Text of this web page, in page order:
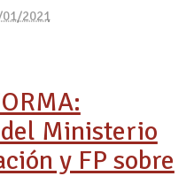
2021
Ministerio
y FP sobre